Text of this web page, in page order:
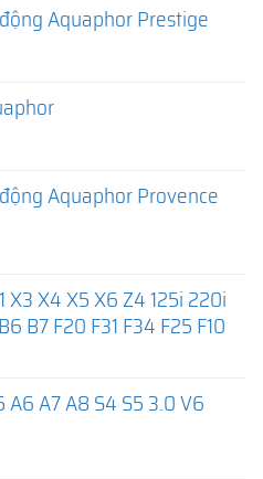
Aquaphor Prestige
Aquaphor Provence
X3 X4 X5 X6 Z4 125i 220i
B7 F20 F31 F34 F25 F10
A6 A7 A8 S4 S5 3.0 V6